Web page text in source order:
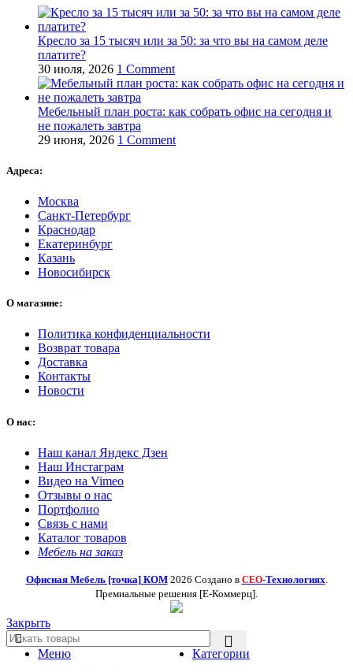
Кресло за 15 тысяч или за 50: за что вы на самом деле
платите?
30 июля, 2026 1 Comment
Мебельный план роста: как собрать офис на сегодня и
не пожалеть завтра
29 июня, 2026 1 Comment
Адреса:
Москва
Санкт-Петербург
Краснодар
Екатеринбург
Казань
Новосибирск
О магазине:
Политика конфиденциальности
Возврат товара
Доставка
Контакты
Новости
О нас:
Наш канал Яндекс Дзен
Наш Инстаграм
Видео на Vimeo
Отзывы о нас
Портфолио
Связь с нами
Каталог товаров
Мебель на заказ
Офисная Мебель [точка] КОМ 2026 Создано в СЕО-Технологиях
Премиальные решения [Е-Коммерц].
Закрыть
Меню
Категории